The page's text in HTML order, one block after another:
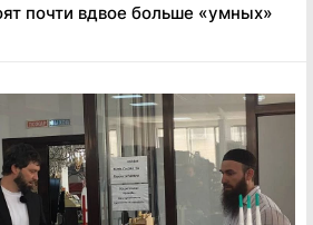
почти вдвое больше «умных»